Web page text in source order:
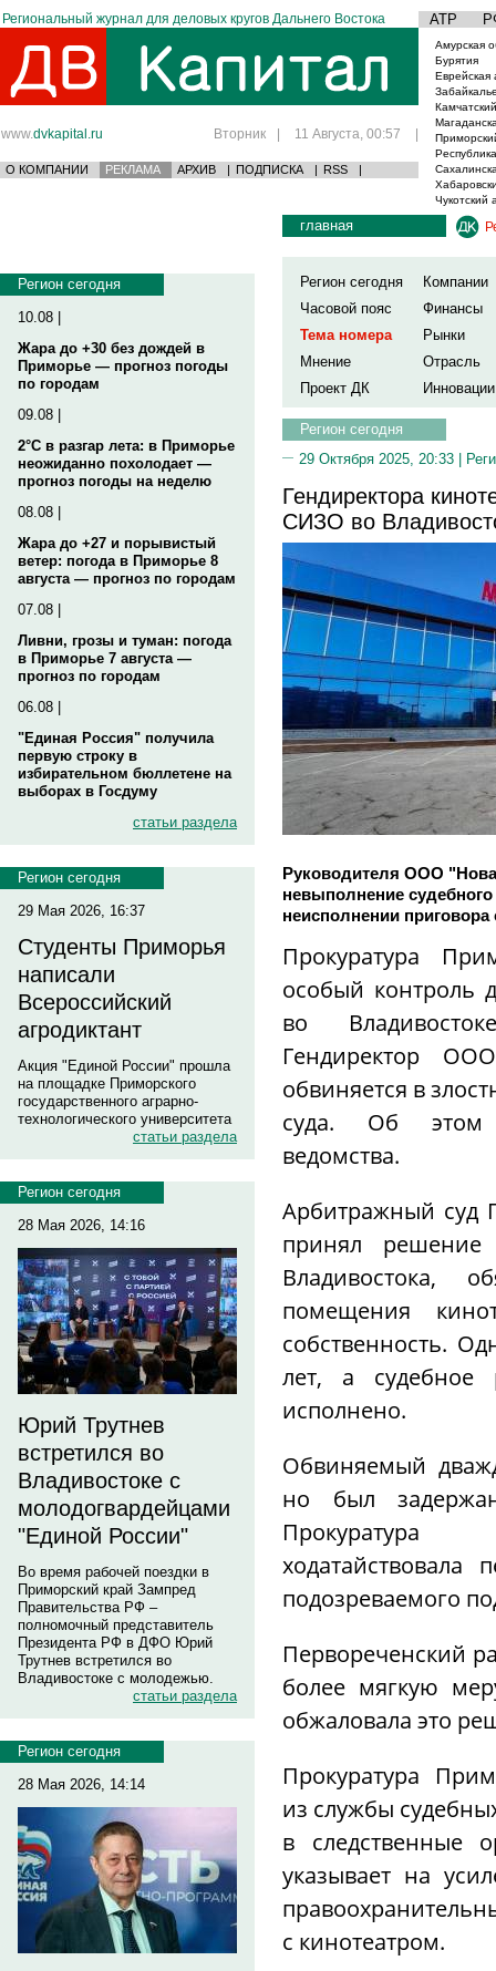
Региональный журнал для деловых кругов Дальнего Востока АТР
www.dvkapital.ru Вторник | 11 Августа, 00:57 |
О КОМПАНИИ РЕКЛАМА АРХИВ | ПОДПИСКА | RSS |
Амурская
Бурятия
Еврейская
Чукотский
Регион сегодня
10.08 |
Жара до +30 без дождей в
Приморье — прогноз погоды
по городам
09.08 |
2°C в разгар лета: в Приморье
неожиданно похолодает —
прогноз погоды на неделю
08.08 |
Жара до +27 и порывистый
ветер: погода в Приморье 8
августа — прогноз по городам
07.08 |
Ливни, грозы и туман: погода
в Приморье 7 августа —
прогноз по городам
06.08 |
"Единая Россия" получила
первую строку в
избирательном бюллетене на
выборах в Госдуму
статьи раздела
Регион сегодня
29 Мая 2026, 16:37
Студенты Приморья
написали
Всероссийский
агродиктант
Акция "Единой России" прошла
на площадке Приморского
государственного аграрно-
технологического университета
статьи раздела
Регион сегодня
28 Мая 2026, 14:16
Юрий Трутнев
встретился во
Владивостоке с
молодогвардейцами
"Единой России"
Во время рабочей поездки в
Приморский край Зампред
Правительства РФ –
полномочный представитель
Президента РФ в ДФО Юрий
Трутнев встретился во
Владивостоке с молодежью.
статьи раздела
Регион сегодня
28 Мая 2026, 14:14
главная
Регион сегодня
Компании
Часовой пояс
Финансы
Тема номера
Рынки
Мнение
Отрасль
Проект ДК
Инновации
Регион сегодня
29 Октября 2025, 20:33 |
Гендиректора
СИЗО во
Руководителя ООО
невыполнение
неисполнении приговора
Прокуратура
особый контроль
во
Гендиректор
обвиняется в
суда. Об этом
ведомства.
Арбитражный суд
принял решение
Владивостока,
помещения
собственность.
лет, а
исполнено.
Обвиняемый
но был
подозреваемого
Первореченский
более мягкую
обжаловала это
Прокуратура
из службы
в следственные
указывает на
с кинотеатром.